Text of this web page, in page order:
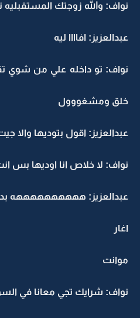
نواف: والله زوجتك المستقبليه
عبدالعزيز: افاااا ليه
نواف: تو داخله علي من شوي
خلق ومشغووول
عبدالعزيز: اقول بتوديها والا
نواف: لا خلاص انا اوديها بس
عبدالعزيز: ههههههههههه
اغار
موانت
نواف: شرايك تجي معانا في